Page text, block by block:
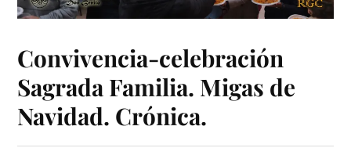
Convivencia-celebración
Sagrada Familia. Migas de
Navidad. Crónica.